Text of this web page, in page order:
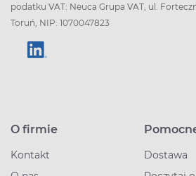
podatku VAT: Neuca Grupa VAT, ul.
Toruń, NIP: 1070047823
O firmie
Kontakt
Dostawa